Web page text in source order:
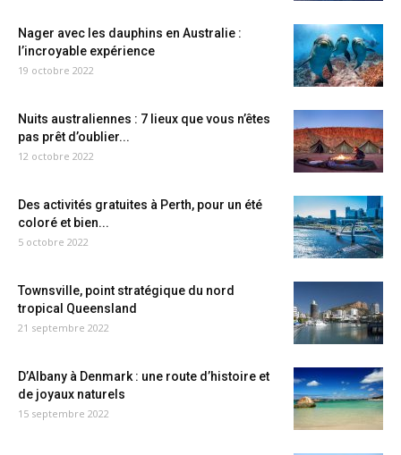
Nager avec les dauphins en Australie :
l’incroyable expérience
19 octobre 2022
Nuits australiennes : 7 lieux que vous n’êtes
pas prêt d’oublier...
12 octobre 2022
Des activités gratuites à Perth, pour un été
coloré et bien...
5 octobre 2022
Townsville, point stratégique du nord
tropical Queensland
21 septembre 2022
D’Albany à Denmark : une route d’histoire et
de joyaux naturels
15 septembre 2022